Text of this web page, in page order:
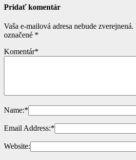
Pridať komentár
Vaša e-mailová adresa nebude zverejnená.
označené *
Komentár*
Name:*
Email Address:*
Website: